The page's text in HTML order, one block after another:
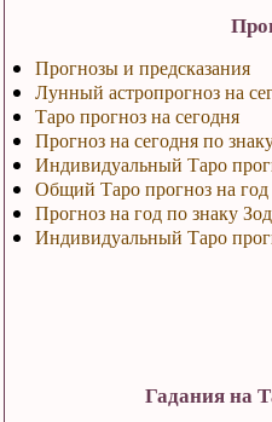
Прогнозы и предсказания
Лунный астропрогноз на
Таро прогноз на сегодня
Прогноз на сегодня по
Индивидуальный Таро
Общий Таро прогноз на год
Прогноз на год по знаку
Индивидуальный Таро
Гадания на